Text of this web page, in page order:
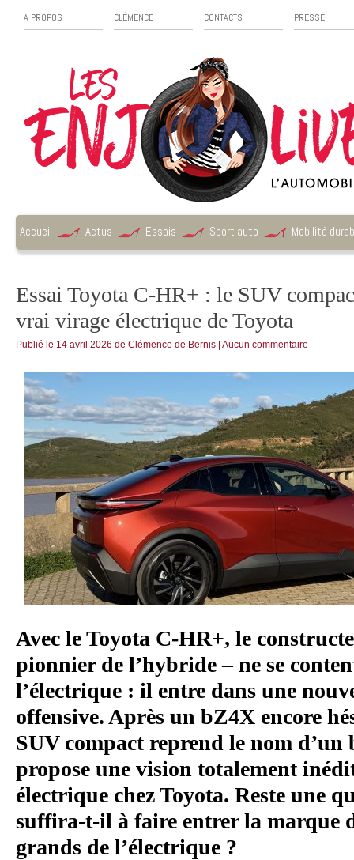
A PROPOS CLÉMENCE CONTACTS PRESSE
Accueil Actus Essais Sport auto Mobilité
Essai Toyota C-HR+ : le SUV
vrai virage électrique de Toyota
Publié le 14 avril 2026 de Clémence de Bernis Aucun commentaire
Avec le Toyota C-HR+, le
pionnier de l’hybride – ne se
l’électrique : il entre dans une
offensive. Après un bZ4X encore
SUV compact reprend le nom d’un
propose une vision totalement
électrique chez Toyota. Reste une
suffira-t-il à faire entrer la marque
grands de l’électrique ?